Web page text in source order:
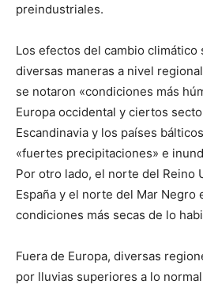
preindustriales.
Los efectos del cambio climático
diversas maneras a nivel
se notaron «condiciones más
Europa occidental y ciertos
Escandinavia y los países
«fuertes precipitaciones» e
Por otro lado, el norte del Reino
España y el norte del Mar Negro
condiciones más secas de lo
Fuera de Europa, diversas
por lluvias superiores a lo